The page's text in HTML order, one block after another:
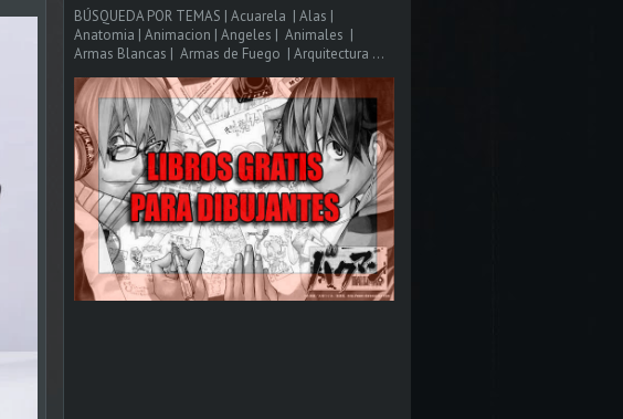
BÚSQUEDA POR TEMAS | Acuarela | Alas |
Anatomia | Animacion | Angeles | Animales |
Armas Blancas | Armas de Fuego | Arquitectura ...